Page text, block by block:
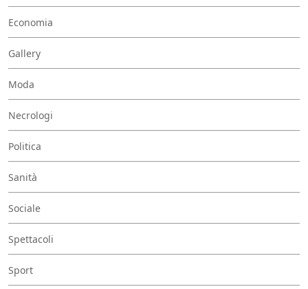
Economia
Gallery
Moda
Necrologi
Politica
Sanità
Sociale
Spettacoli
Sport